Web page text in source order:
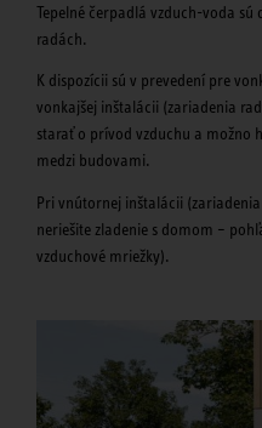
Tepelné čerpadlá vzduch-voda
radách.
K dispozícii sú v prevedení pre
vonkajšej inštalácii (zariadenia
starať o prívod vzduchu a možno
medzi budovami.
Pri vnútornej inštalácii (zariadenia
neriešite zladenie s domom –
vzduchové mriežky).